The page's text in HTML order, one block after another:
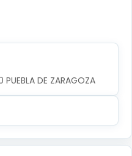
DE ZARAGOZA